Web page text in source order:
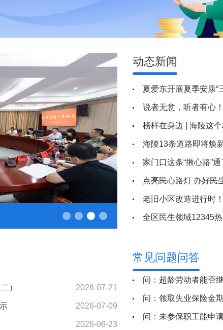
8月，“海之情”来了！
动态新闻
夏爱东开展夏季安康“
说者无意，听者有心
榜样在身边 | 海陵这
海陵13条道路即将焕
家门口这条“揪心路”通
点亮民心路灯 办好民
老旧小区改造进行时！
全区民生领域12345
） 2026-07-21
2026-07-09
2026-06-23
常见问题问答
问：超龄劳动者能否
问：领取失业保险金
问：未参保职工能申